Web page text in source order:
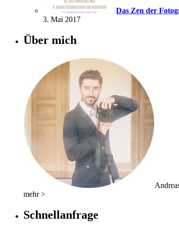
Das Zen der
3. Mai 2017
Über mich
mehr >
Schnellanfrage